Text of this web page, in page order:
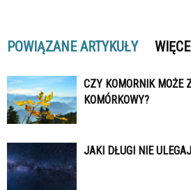
POWIĄZANE ARTYKUŁY
CZY KOMORNIK MOŻE
KOMÓRKOWY?
JAKI DŁUGI NIE